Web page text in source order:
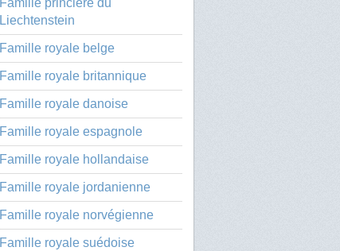
Famille princière du
Liechtenstein
Famille royale belge
Famille royale britannique
Famille royale danoise
Famille royale espagnole
Famille royale hollandaise
Famille royale jordanienne
Famille royale norvégienne
Famille royale suédoise